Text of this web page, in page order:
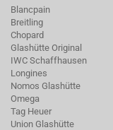
Blancpain
Breitling
Chopard
Glashütte Original
IWC Schaffhausen
Longines
Nomos Glashütte
Omega
Tag Heuer
Union Glashütte